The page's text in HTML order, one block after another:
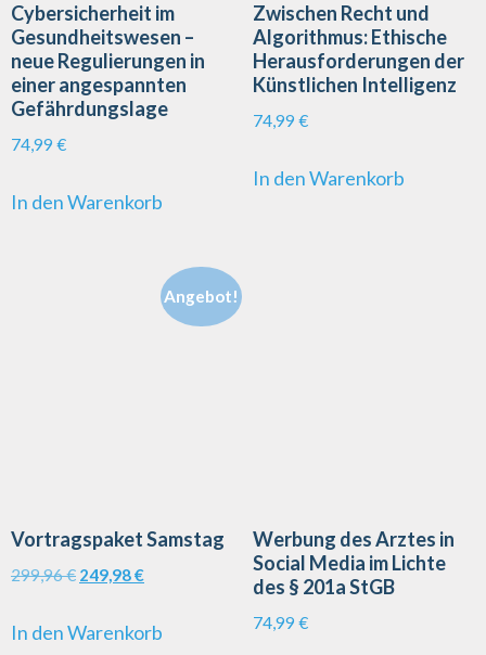
Cybersicherheit im
Gesundheitswesen –
neue Regulierungen in
einer angespannten
Gefährdungslage
74,99 €
In den Warenkorb
Zwischen Recht und
Algorithmus: Ethische
Herausforderungen der
Künstlichen Intelligenz
74,99 €
In den Warenkorb
Angebot!
Vortragspaket Samstag
299,96€ 249,98€
In den Warenkorb
Werbung des Arztes in
Social Media im Lichte
des § 201a StGB
74,99 €